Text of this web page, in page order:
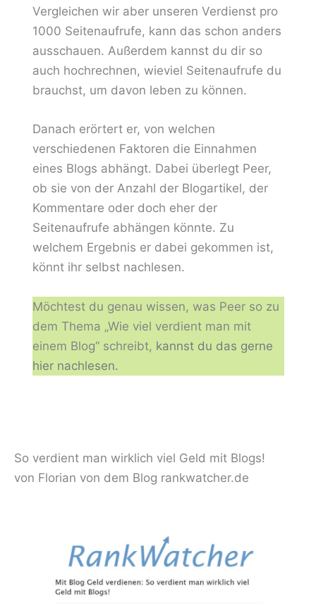
Vergleichen wir aber unseren Verdienst pro
1000 Seitenaufrufe, kann das schon anders
ausschauen. Außerdem kannst du dir so
auch hochrechnen, wieviel Seitenaufrufe du
brauchst, um davon leben zu können.
Danach erörtert er, von welchen
verschiedenen Faktoren die Einnahmen
eines Blogs abhängt. Dabei überlegt Peer,
ob sie von der Anzahl der Blogartikel, der
Kommentare oder doch eher der
Seitenaufrufe abhängen könnte. Zu
welchem Ergebnis er dabei gekommen ist,
könnt ihr selbst nachlesen.
Möchtest du genau wissen, was Peer so zu
dem Thema „Wie viel verdient man mit
einem Blog“ schreibt, kannst du das gerne
hier nachlesen.
So verdient man wirklich viel Geld mit Blogs!
von Florian von dem Blog rankwatcher.de